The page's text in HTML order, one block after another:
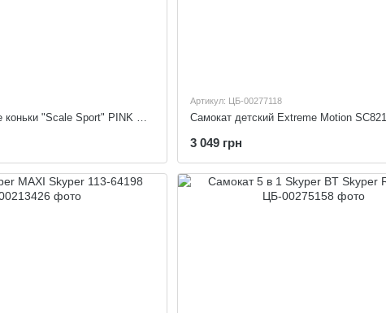
Артикул: ЦБ-00277118
Самокат детский Extreme Motion SC821
3 049 грн